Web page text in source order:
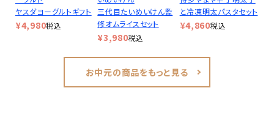
ヤスダヨーグルトギフト
¥4,980税込
三代目たいめいけん監
修オムライスセット
¥3,980税込
と冷凍明太パスタセット
¥4,860税込
お中元の商品をもっと見る